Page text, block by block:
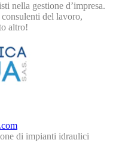
nella gestione d’impresa.
del lavoro,
altro!
di impianti idraulici